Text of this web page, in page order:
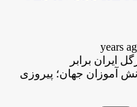
ایران برابر
دانش آموزان جهان؛ پیروزی